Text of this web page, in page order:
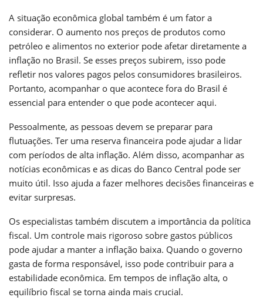
A situação econômica global também é um fator a
considerar. O aumento nos preços de produtos como
petróleo e alimentos no exterior pode afetar diretamente a
inflação no Brasil. Se esses preços subirem, isso pode
refletir nos valores pagos pelos consumidores brasileiros.
Portanto, acompanhar o que acontece fora do Brasil é
essencial para entender o que pode acontecer aqui.
Pessoalmente, as pessoas devem se preparar para
flutuações. Ter uma reserva financeira pode ajudar a lidar
com períodos de alta inflação. Além disso, acompanhar as
notícias econômicas e as dicas do Banco Central pode ser
muito útil. Isso ajuda a fazer melhores decisões financeiras e
evitar surpresas.
Os especialistas também discutem a importância da política
fiscal. Um controle mais rigoroso sobre gastos públicos
pode ajudar a manter a inflação baixa. Quando o governo
gasta de forma responsável, isso pode contribuir para a
estabilidade econômica. Em tempos de inflação alta, o
equilíbrio fiscal se torna ainda mais crucial.